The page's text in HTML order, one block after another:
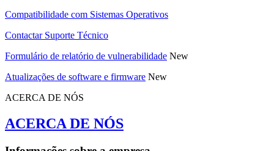
Compatibilidade com Sistemas Operativos
Contactar Suporte Técnico
Formulário de relatório de vulnerabilidade New
Atualizações de software e firmware New
ACERCA DE NÓS
ACERCA DE NÓS